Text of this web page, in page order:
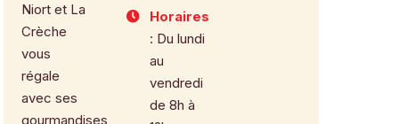
Niort et La
Crèche
vous
régale
avec ses
gourmandises.
Horaires
: Du lundi
au
vendredi
de 8h à